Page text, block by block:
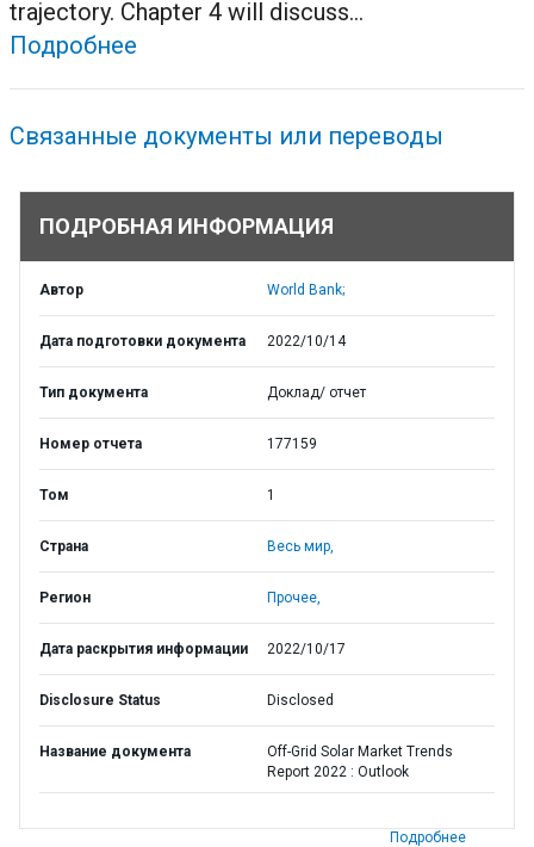
trajectory. Chapter 4 will discuss...
Подробнее
Связанные документы или переводы
ПОДРОБНАЯ ИНФОРМАЦИЯ
Автор World Bank;
Дата подготовки документа 2022/10/14
Тип документа Доклад/ отчет
Номер отчета 177159
Том 1
Страна Весь мир,
Регион Прочее,
Дата раскрытия информации 2022/10/17
Disclosure Status Disclosed
Название документа
Off-Grid Solar Market Trends
Report 2022 : Outlook
Подробнее